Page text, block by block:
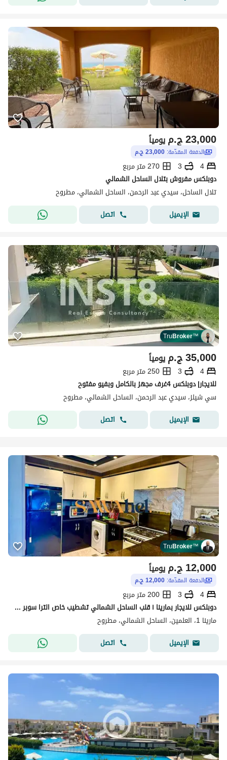
ج.م23,000 يومياً
الدفعة المقدّمة: 23,000 ج.م
4
3
270 متر مربع
دوبلكس مفروش بتلال الساحل الشمالي
تلال الساحل، سيدي عبد الرحمن، الساحل الشمالي، مطروح
الإيميل
اتصل
TruBroker™
ج.م35,000 يومياً
4
3
250 متر مربع
للايجار| دوبلكس 4غرف مجهز بالكامل وبفيو مفتوح
سي شيلز، سيدي عبد الرحمن، الساحل الشمالي، مطروح
الإيميل
اتصل
TruBroker™
ج.م12,000 يومياً
الدفعة المقدّمة: 12,000 ج.م
4
3
200 متر مربع
دوبلكس للايجار بمارينا ١ قلب الساحل الشمالي تشطيب خاص الترا سوبر لوكس حديث اول مره سكن قريب من الخدمات والمطاعم والكافيهات والبحيره الرمليه
مارينا 1، العلمين، الساحل الشمالي، مطروح
الإيميل
اتصل